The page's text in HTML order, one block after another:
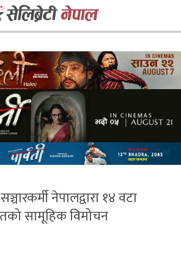
नेपालद्वारा १४ वटा
सामूहिक विमोचन